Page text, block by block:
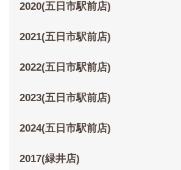
2020(五日市駅前店)
2021(五日市駅前店)
2022(五日市駅前店)
2023(五日市駅前店)
2024(五日市駅前店)
2017(緑井店)